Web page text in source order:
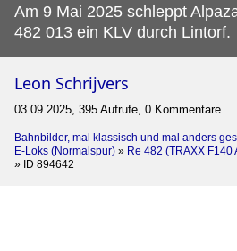
Am 9 Mai 2025 schleppt
482 013 ein KLV durch Lintorf.
Leon Schrijvers
03.09.2025, 395 Aufrufe, 0 Kommentare
Bahnbilder, mal klassisch und mal anders
E-Loks (Normalspur) » Re 482 (TRAXX F140
» ID 894642